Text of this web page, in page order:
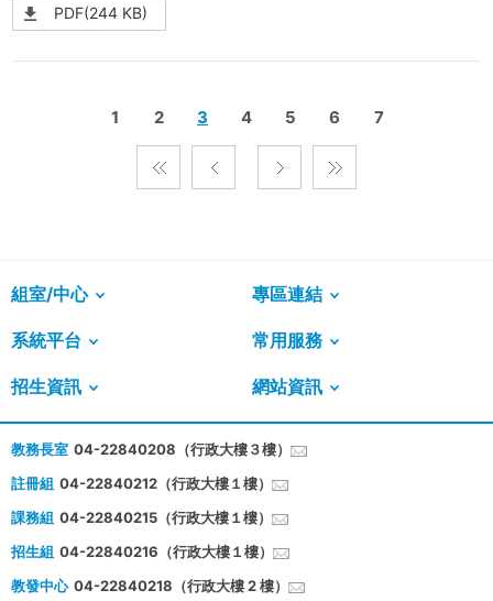
PDF(244 KB)
1 2 3 4 5 6 7
組室/中心 專區連結
系統平台 常用服務
招生資訊 網站資訊
教務長室 04-22840208（行政大樓３樓）
註冊組 04-22840212（行政大樓１樓）
課務組 04-22840215（行政大樓１樓）
招生組 04-22840216（行政大樓１樓）
教發中心 04-22840218（行政大樓 2 樓）